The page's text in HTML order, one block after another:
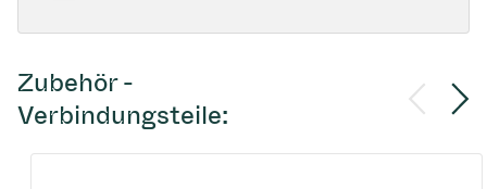
Zubehör -
Verbindungsteile: